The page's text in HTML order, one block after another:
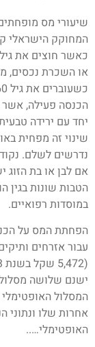
שיעורי מס
המחוקק הישראלי
יחד עם ירידה
שינוי זה מפחית
נדרשים לשלם.
אם לבן או בת הזוג
הטבות שונות
במוסדות רפואיים.
הפחתת המס על
עבור אזרחים
המסלול
אחרות שלו ונתוני
האופטימלי…..